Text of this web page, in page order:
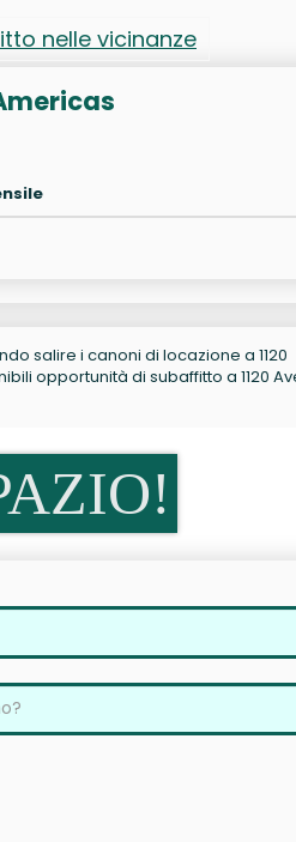
nelle vicinanze
salire i canoni di locazione a 1120
opportunità di subaffitto a 1120